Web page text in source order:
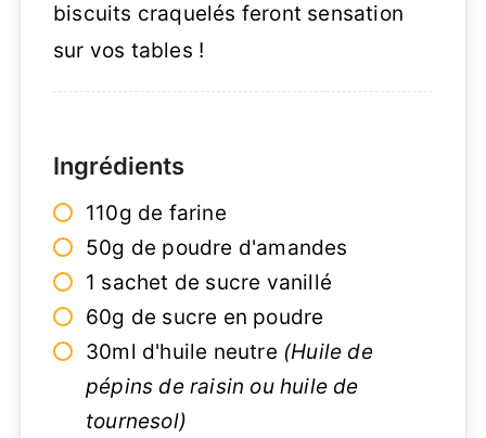
biscuits craquelés feront sensation
sur vos tables !
Ingrédients
110g de farine
50g de poudre d'amandes
1 sachet de sucre vanillé
60g de sucre en poudre
30ml d'huile neutre (Huile de
pépins de raisin ou huile de
tournesol)